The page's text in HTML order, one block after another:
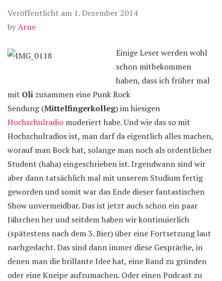
Veröffentlicht am 1. Dezember 2014
byArne
Einige Leser werden wohl
schon mitbekommen
haben, dass ich früher mal
mit Oli zusammen eine Punk Rock
Sendung (Mittelfingerkolleg) im hiesigen
Hochschulradio moderiert habe. Und wie das so mit
Hochschulradios ist, man darf da eigentlich alles machen,
worauf man Bock hat, solange man noch als ordentlicher
Student (haha) eingeschrieben ist. Irgendwann sind wir
aber dann tatsächlich mal mit unserem Studium fertig
geworden und somit war das Ende dieser fantastischen
Show unvermeidbar. Das ist jetzt auch schon ein paar
Jährchen her und seitdem haben wir kontinuierlich
(spätestens nach dem 3. Bier) über eine Fortsetzung laut
nachgedacht. Das sind dann immer diese Gespräche, in
denen man die brillante Idee hat, eine Band zu gründen
oder eine Kneipe aufzumachen. Oder einen Podcast zu